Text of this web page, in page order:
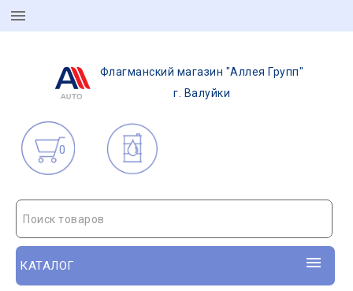
Флагманский магазин "Аллея Групп"
г. Валуйки
0
Поиск товаров
КАТАЛОГ